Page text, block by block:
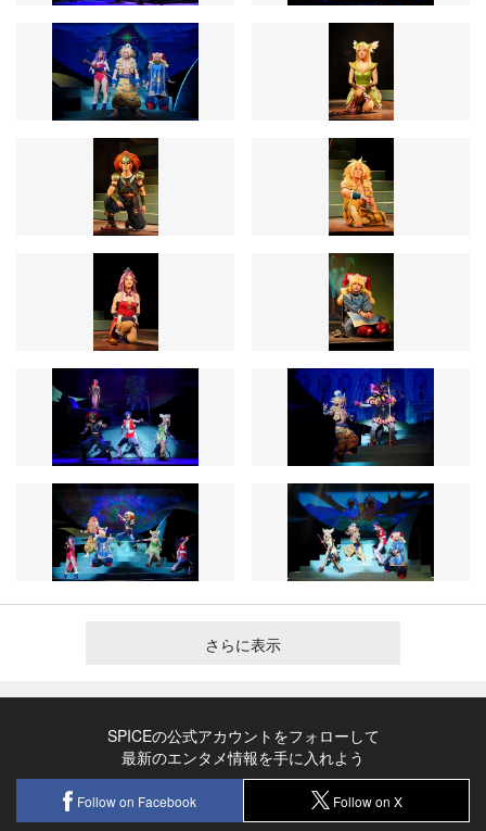
さらに表示
SPICEの公式アカウントをフォローして
最新のエンタメ情報を手に入れよう
Follow on Facebook Follow on X